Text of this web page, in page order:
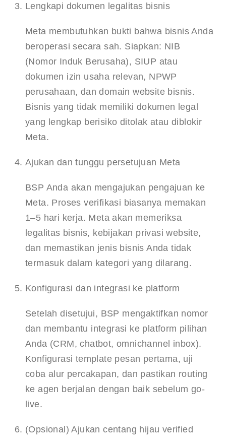
Lengkapi dokumen legalitas bisnis
Meta membutuhkan bukti bahwa bisnis Anda
beroperasi secara sah. Siapkan: NIB
(Nomor Induk Berusaha), SIUP atau
dokumen izin usaha relevan, NPWP
perusahaan, dan domain website bisnis.
Bisnis yang tidak memiliki dokumen legal
yang lengkap berisiko ditolak atau diblokir
Meta.
Ajukan dan tunggu persetujuan Meta
BSP Anda akan mengajukan pengajuan ke
Meta. Proses verifikasi biasanya memakan
1–5 hari kerja. Meta akan memeriksa
legalitas bisnis, kebijakan privasi website,
dan memastikan jenis bisnis Anda tidak
termasuk dalam kategori yang dilarang.
Konfigurasi dan integrasi ke platform
Setelah disetujui, BSP mengaktifkan nomor
dan membantu integrasi ke platform pilihan
Anda (CRM, chatbot, omnichannel inbox).
Konfigurasi template pesan pertama, uji
coba alur percakapan, dan pastikan routing
ke agen berjalan dengan baik sebelum go-
live.
(Opsional) Ajukan centang hijau verified